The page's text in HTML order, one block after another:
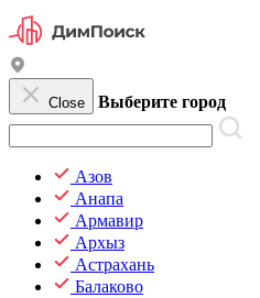
Close Выберите город
Азов
Анапа
Армавир
Архыз
Астрахань
Балаково